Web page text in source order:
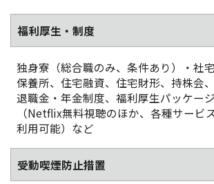
福利厚生・制度
独身寮（総合職のみ、条件あり）・社
保養所、住宅融資、住宅財形、持株会、
退職金・年金制度、福利厚生パッケー
（Netflix無料視聴のほか、各種サービ
利用可能）など
受動喫煙防止措置